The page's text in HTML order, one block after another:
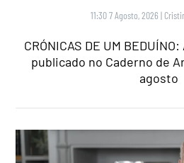
11:30 7 Agosto, 2026 |
CRÓNICAS DE UM
publicado no Caderno de
agosto